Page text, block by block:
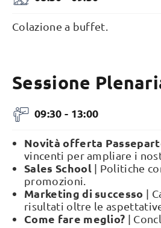
Colazione a buffet.
Sessione
09:30 - 13:00
Novità offerta
vincenti per ampliare i
Sales School | Politiche
promozioni.
Marketing di successo |
risultati oltre le
Come fare meglio? |